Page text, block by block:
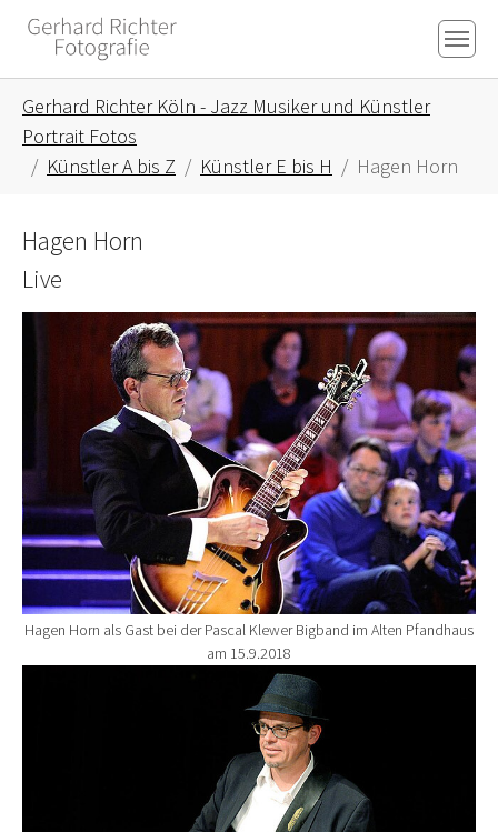
Skip to main content
Skip to page footer
Gerhard Richter Köln - Jazz Musiker und Künstler
Portrait Fotos
Künstler A bis Z
Künstler E bis H Hagen Horn
Hagen Horn
Live
Show larger version for:
Hagen Horn als Gast bei der Pascal Klewer Bigband im Alten Pfandhaus
am 15.9.2018